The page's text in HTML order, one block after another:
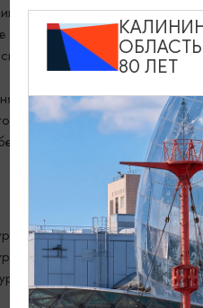
экскурсии
по Калининграду
местам
в мини-группах
ОТ
-
11:00
ОБЛАСТЬ
80 ЛЕТ